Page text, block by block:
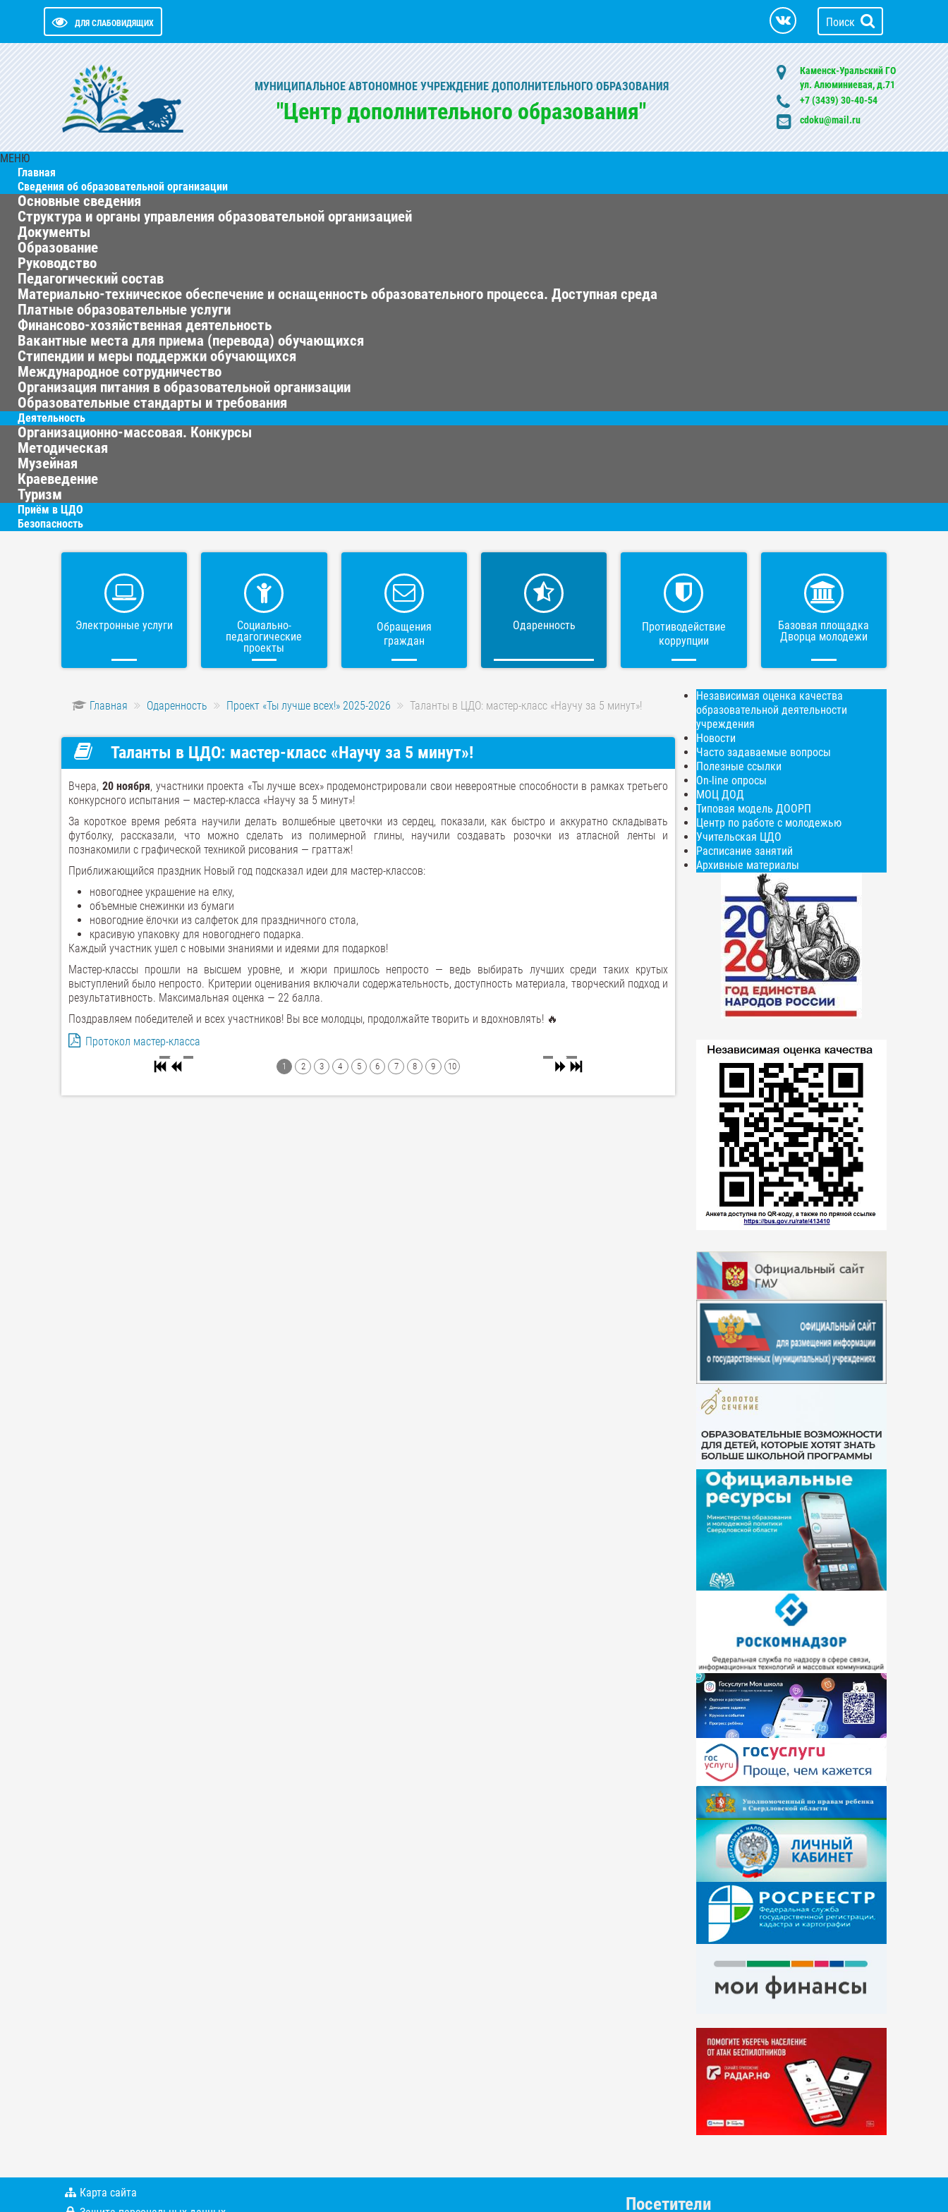
ДЛЯ СЛАБОВИДЯЩИХ Поиск
МУНИЦИПАЛЬНОЕ АВТОНОМНОЕ УЧРЕЖДЕНИЕ ДОПОЛНИТЕЛЬНОГО ОБРАЗОВАНИЯ
"Центр дополнительного образования"
Каменск-Уральский ГО
ул. Алюминиевая, д.71
+7 (3439) 30-40-54
cdoku@mail.ru
МЕНЮ
Главная
Сведения об образовательной организации
Основные сведения
Структура и органы управления образовательной организацией
Документы
Образование
Руководство
Педагогический состав
Материально-техническое обеспечение и оснащенность образовательного процесса. Доступная среда
Платные образовательные услуги
Финансово-хозяйственная деятельность
Вакантные места для приема (перевода) обучающихся
Стипендии и меры поддержки обучающихся
Международное сотрудничество
Организация питания в образовательной организации
Образовательные стандарты и требования
Деятельность
Организационно-массовая. Конкурсы
Методическая
Музейная
Краеведение
Туризм
Приём в ЦДО
Безопасность
Электронные услуги
Социально-
педагогические
проекты
Обращения
граждан
Одаренность
Противодействие
коррупции
Базовая площадка
Дворца молодежи
Главная Одаренность Проект «Ты лучше всех!» 2025-2026 Таланты в ЦДО: мастер-класс «Научу за 5 минут»!
Таланты в ЦДО: мастер-класс «Научу за 5 минут»!
Вчера, 20 ноября, участники проекта «Ты лучше всех» продемонстрировали свои невероятные способности в рамках третьего
конкурсного испытания — мастер-класса «Научу за 5 минут»!
За короткое время ребята научили делать волшебные цветочки из сердец, показали, как быстро и аккуратно складывать
футболку, рассказали, что можно сделать из полимерной глины, научили создавать розочки из атласной ленты и
познакомили с графической техникой рисования — граттаж!
Приближающийся праздник Новый год подсказал идеи для мастер-классов:
новогоднее украшение на елку,
объемные снежинки из бумаги
новогодние ёлочки из салфеток для праздничного стола,
красивую упаковку для новогоднего подарка.
Каждый участник ушел с новыми знаниями и идеями для подарков!
Мастер-классы прошли на высшем уровне, и жюри пришлось непросто — ведь выбирать лучших среди таких крутых
выступлений было непросто. Критерии оценивания включали содержательность, доступность материала, творческий подход и
результативность. Максимальная оценка — 22 балла.
Поздравляем победителей и всех участников! Вы все молодцы, продолжайте творить и вдохновлять! 🔥
Протокол мастер-класса
1 2 3 4 5 6 7 8 9 10
Независимая оценка качества
образовательной деятельности
учреждения
Новости
Часто задаваемые вопросы
Полезные ссылки
On-line опросы
МОЦ ДОД
Типовая модель ДООРП
Центр по работе с молодежью
Учительская ЦДО
Расписание занятий
Архивные материалы
Карта сайта
Посетители